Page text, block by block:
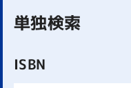
単独検索
ISBN